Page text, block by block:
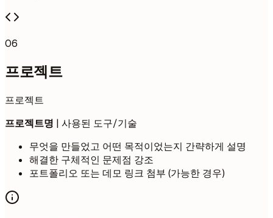
06
프로젝트
프로젝트
프로젝트명 | 사용된 도구/기술
무엇을 만들었고 어떤 목적이었는지 간략하게 설명
해결한 구체적인 문제점 강조
포트폴리오 또는 데모 링크 첨부 (가능한 경우)